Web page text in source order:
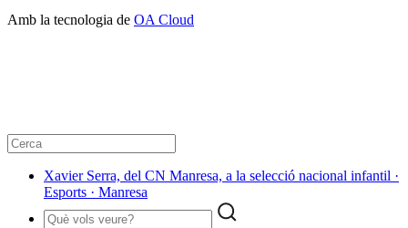
Amb la tecnologia de OA Cloud
Xavier Serra, del CN Manresa, a la selecció nacional infantil ·
Esports · Manresa